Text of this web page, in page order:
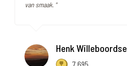
van smaak. "
Henk Willeboordse
7.695